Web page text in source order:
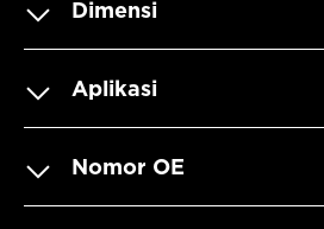
Dimensi
Aplikasi
Nomor OE